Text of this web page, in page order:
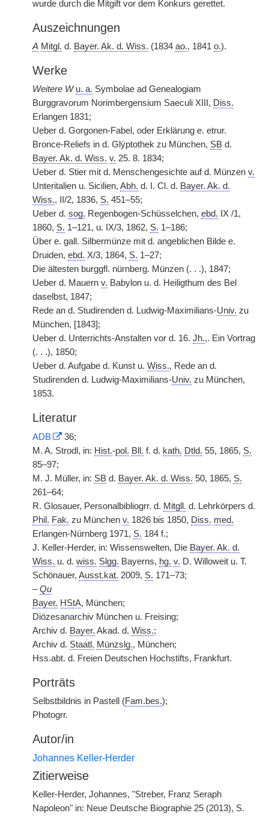
wurde durch die Mitgift vor dem Konkurs gerettet.
Auszeichnungen
A Mitgl. d. Bayer. Ak. d. Wiss. (1834 ao., 1841 o.).
Werke
Weitere W u. a. Symbolae ad Genealogiam
Burggravorum Norimbergensium Saeculi XIII, Diss.
Erlangen 1831;
Ueber d. Gorgonen-Fabel, oder Erklärung e. etrur.
Bronce-Reliefs in d. Glÿptothek zu München, SB d.
Bayer. Ak. d. Wiss. v. 25. 8. 1834;
Ueber d. Stier mit d. Menschengesichte auf d. Münzen v.
Unteritalien u. Sicilien, Abh. d. I. Cl. d. Bayer. Ak. d.
Wiss., II/2, 1836, S. 451–55;
Ueber d. sog. Regenbogen-Schüsselchen, ebd. IX /1,
1860, S. 1–121, u. IX/3, 1862, S. 1–186;
Über e. gall. Silbermünze mit d. angeblichen Bilde e.
Druiden, ebd. X/3, 1864, S. 1–27;
Die ältesten burggfl. nürnberg. Münzen (. . .), 1847;
Ueber d. Mauern v. Babylon u. d. Heiligthum des Bel
daselbst, 1847;
Rede an d. Studirenden d. Ludwig-Maximilians-Univ. zu
München, [1843];
Ueber d. Unterrichts-Anstalten vor d. 16. Jh.,. Ein Vortrag
(. . .), 1850;
Ueber d. Aufgabe d. Kunst u. Wiss., Rede an d.
Studirenden d. Ludwig-Maximilians-Univ. zu München,
1853.
Literatur
ADB
36;
M. A. Strodl, in: Hist.-pol. Bll. f. d. kath. Dtld. 55, 1865, S.
85–97;
M. J. Müller, in: SB d. Bayer. Ak. d. Wiss. 50, 1865, S.
261–64;
R. Glosauer, Personalbibliogrr. d. Mitgll. d. Lehrkörpers d.
Phil. Fak. zu München v. 1826 bis 1850, Diss. med.
Erlangen-Nürnberg 1971, S. 184 f.;
J. Keller-Herder, in: Wissenswelten, Die Bayer. Ak. d.
Wiss. u. d. wiss. Slgg. Bayerns, hg. v. D. Willoweit u. T.
Schönauer, Ausst.kat. 2009, S. 171–73;
–Qu
Bayer. HStA, München;
Diözesanarchiv München u. Freising;
Archiv d. Bayer. Akad. d. Wiss.;
Archiv d. Staatl. Münzslg., München;
Hss.abt. d. Freien Deutschen Hochstifts, Frankfurt.
Porträts
Selbstbildnis in Pastell (Fam.bes.);
Photogrr.
Autor/in
Johannes Keller-Herder
Zitierweise
Keller-Herder, Johannes, "Streber, Franz Seraph
Napoleon" in: Neue Deutsche Biographie 25 (2013), S.